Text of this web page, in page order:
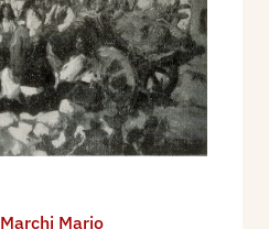
Il Garda, Rivista
II - n. 3 marzo, pp. 40/42
Artisti Combattenti
Milano, Palazzo della
Mario